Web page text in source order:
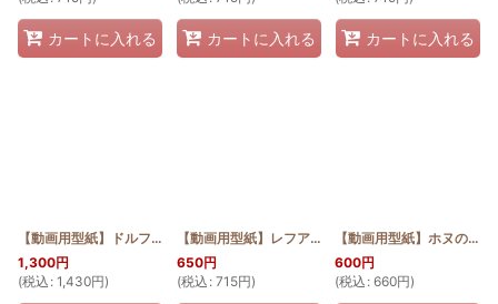
カートに入れる カートに入れる カートに入れる
【動画用型紙】ドルフィンのバケツトート [HQB_BTOTE_DOL_Pattern]
1,300円
(税込 : 1,430円)
【動画用型紙】レフアのバケツトート [
650円
(税込 : 715円)
【動画用型紙】ホヌのワイヤー口金ポーチ18cm
600円
(税込 : 660円)